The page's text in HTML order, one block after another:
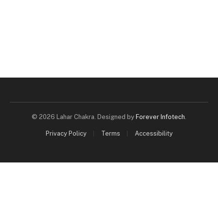
© 2026 Lahar Chakra. Designed by Forever Infotech.
Privacy Policy Terms Accessibility